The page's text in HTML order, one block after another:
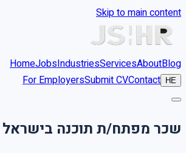
Skip to main content
HomeJobsIndustriesServicesAboutBlog
HE
For EmployersSubmit CVContact
שכר מפתח/ת תוכנה בישראל 2026